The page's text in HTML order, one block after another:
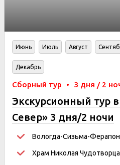
Июнь Июль Август
Декабрь
Сборный тур • 3 дня / 2
Экскурсионный тур
Север» 3 дня/2 ночи
Вологда-Сизьма-
Храм Николая Чудотворца